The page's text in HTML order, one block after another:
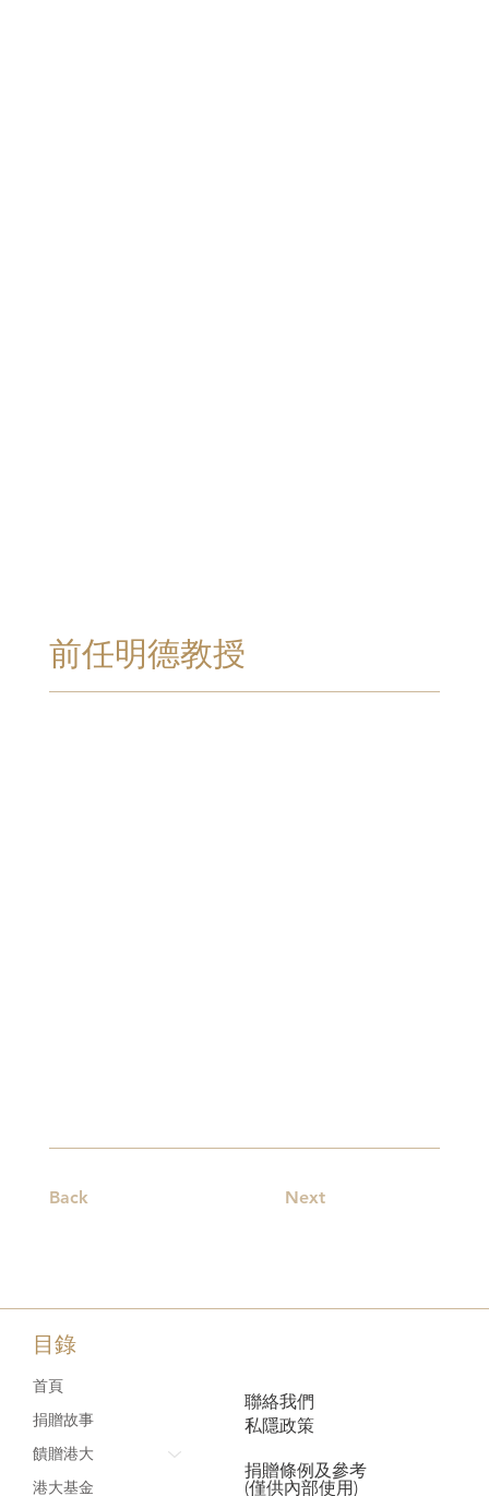
Back Next
前任明德教授
目錄
首頁
捐贈故事
饋贈港大
港大基金
聯絡我們
私隱政策
捐贈條例及參考
(僅供內部使用)